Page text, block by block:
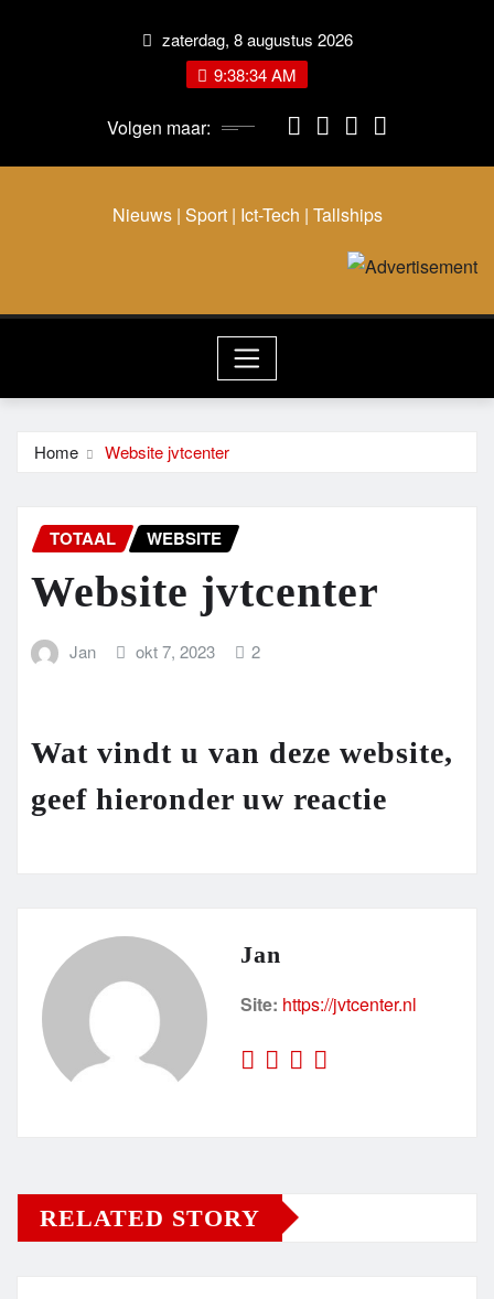
zaterdag, 8 augustus 2026
9:38:34 AM
Volgen maar:
Nieuws | Sport | Ict-Tech | Tallships
Home Website jvtcenter
TOTAAL WEBSITE
Website jvtcenter
Jan okt 7, 2023 2
Wat vindt u van deze website,
geef hieronder uw reactie
Jan
Site: https://jvtcenter.nl
RELATED STORY